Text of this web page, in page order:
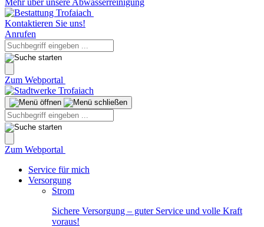
Mehr über unsere Abwasserreinigung
Kontaktieren Sie uns!
Anrufen
Zum Webportal
Zum Webportal
Service für mich
Versorgung
Strom
Sichere Versorgung – guter Service und volle Kraft
voraus!